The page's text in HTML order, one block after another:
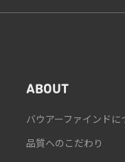
ABOUT
バウアーファインドに
品質へのこだわり